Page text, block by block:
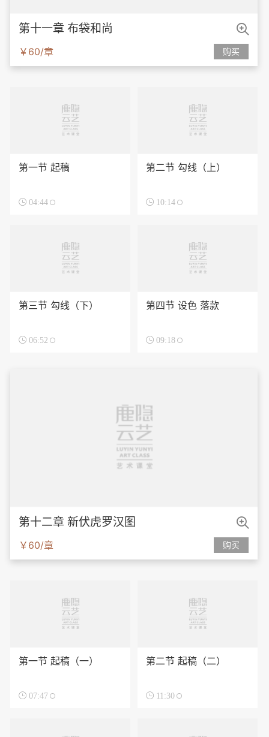
第十一章 布袋和尚
￥60/章 购买

第一节 起稿
 04:44
第二节 勾线（上）
 10:14
第三节 勾线（下）
 06:52
第四节 设色 落款
 09:18
第十二章 新伏虎罗汉图
￥60/章 购买

第一节 起稿（一）
 07:47
第二节 起稿（二）
 11:30